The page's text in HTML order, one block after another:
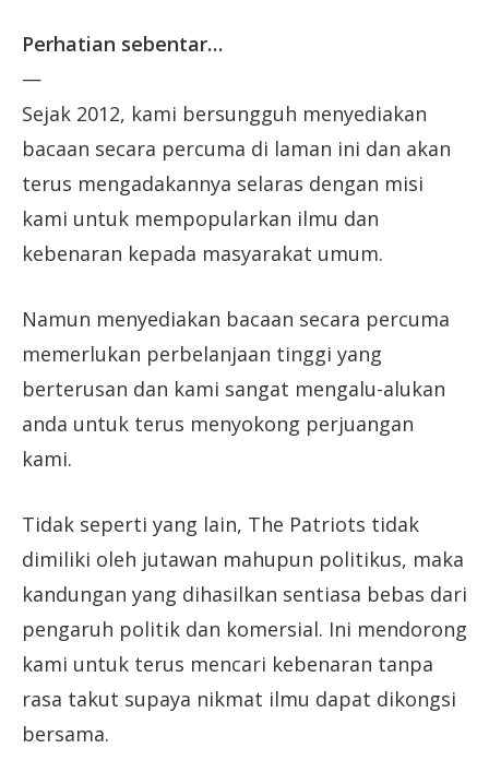
Perhatian sebentar…
—
Sejak 2012, kami bersungguh menyediakan
bacaan secara percuma di laman ini dan akan
terus mengadakannya selaras dengan misi
kami untuk mempopularkan ilmu dan
kebenaran kepada masyarakat umum.
Namun menyediakan bacaan secara percuma
memerlukan perbelanjaan tinggi yang
berterusan dan kami sangat mengalu-alukan
anda untuk terus menyokong perjuangan
kami.
Tidak seperti yang lain, The Patriots tidak
dimiliki oleh jutawan mahupun politikus, maka
kandungan yang dihasilkan sentiasa bebas dari
pengaruh politik dan komersial. Ini mendorong
kami untuk terus mencari kebenaran tanpa
rasa takut supaya nikmat ilmu dapat dikongsi
bersama.